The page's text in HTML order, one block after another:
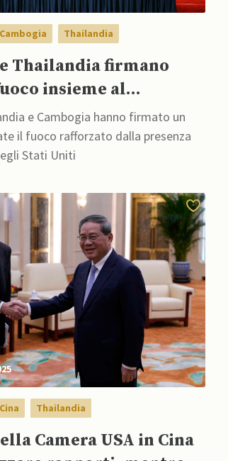
Cambogia Thailandia
Thailandia firmano
insieme al
tregua Trump
e Cambogia hanno firmato un
il fuoco rafforzato dalla presenza
Stati Uniti
Cina Thailandia
Camera USA in Cina